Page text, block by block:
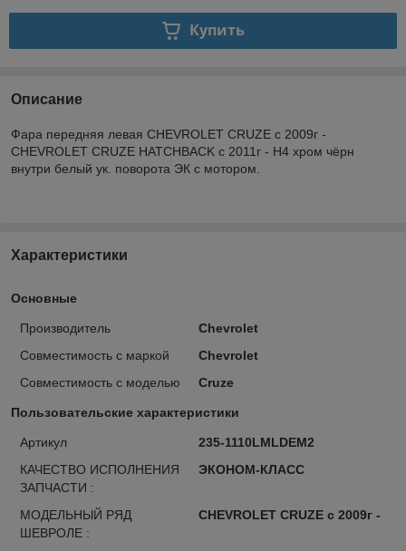
Купить
Описание
Фара передняя левая CHEVROLET CRUZE с 2009г -
CHEVROLET CRUZE HATCHBACK с 2011г - H4 хром чёрн
внутри белый ук. поворота ЭК с мотором.
Характеристики
Основные
Производитель
Chevrolet
Совместимость с маркой
Chevrolet
Совместимость с моделью
Cruze
Пользовательские характеристики
Артикул
235-1110LMLDEM2
КАЧЕСТВО ИСПОЛНЕНИЯ
ЗАПЧАСТИ :
ЭКОНОМ-КЛАСС
МОДЕЛЬНЫЙ РЯД
ШЕВРОЛЕ :
CHEVROLET CRUZE с 2009г -